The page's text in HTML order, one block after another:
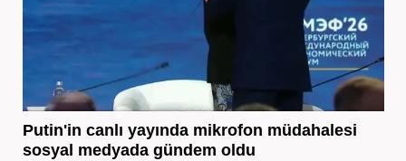
Putin'in canlı yayında mikrofon müdahalesi
sosyal medyada gündem oldu